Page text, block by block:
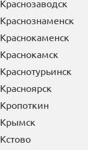
Краснодар
Краснозаводск
Краснознаменск
Краснокаменск
Краснокамск
Краснотурьинск
Красноярск
Кропоткин
Крымск